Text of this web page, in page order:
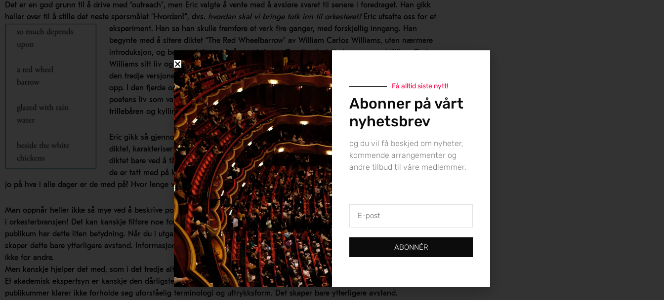
Det er en god grunn til å drive med “outreach”, men Eric valgte å vente med å avsløre svaret til senere i foredraget. Han gikk
heller over til å stille det neste spørsmålet “Hvordan?”, dvs. hvordan skal vi bringe folk inn til orkesteret?Eric utsatte oss for et
eksperiment. Han sa han skulle fremføre et verk fire ganger, med forskjellig inngang. Han
begynte med å sitere diktet “The Red Wheelbarrow” av William Carlos Williams, uten nærmere
introduksjon, og ba oss skrive ned våre reaksjoner. Deretter fortalte han oss om William Carlos
Williams sitt liv og karriere, etterfulgt av diktet. Og ba oss igjen om å notere ned våre tanker. I
den tredje versjonen redegjorde han for en litterær analyse av diktet, før han igjen leste det
opp. I den fjerde og siste versjonen startet han med å fortelle hvilken emosjonelle episode fra
poetens liv som var bakgrunnen for diktet, nemlig en syk liten pike som så ut på den røde
trillebåren og kyllingene, hvoretter han så leste diktet igjen.
Eric gikk så gjennom de fire ulike tilnærmingene. Den første varianten, der han gikk rett på
diktet, karakteriserte han slik: “What the hell was that?”. Det var umulig å skjønne noe av det
diktet bare ved å få det presentert slik. Og sånn er en konsertopplevelse for mange! Tenk deg at
de er tatt med på konsert av en venn, mens de heller ville vært hjemme og sett fotball. De lurer
jo på hva i alle dager er de med på? Hvor lenge varer dette? De er fullstendig fremmedgjort.
Man oppnår heller ikke så mye ved å beskrive poetens liv og karriere før diktet. Og det er denne metoden som er mest brukt
i orkesterbransjen! Det kan kanskje tilføre noe for “the art club”, de som allerede er litt inne i musikken. Men for det nye
publikum har dette liten betydning. Når du i utgangspunktet ikke er fortrolig med diktet – eller i vårt tilfelle musikken –
skaper dette bare ytterligere avstand. Informasjon om komponisten er bare interessant når musikken allerede sier deg noe,
ikke for andre.
Men kanskje hjelper det med, som i det tredje alternativet over, en litterær analyse, eller i vårt tilfelle en musikkfaglig analyse?
Et akademisk ekspertsyn er kanskje den dårligste måten å skape en personlig og relevant tilknytning til kunst. En uerfaren
publikummer klarer ikke forholde seg uforståelig terminologi og uttrykksform. Det skaper bare ytterligere avstand.
Få alltid siste nytt!
Abonner på vårt
nyhetsbrev
og du vil få beskjed om nyheter,
kommende arrangementer og
andre tilbud til våre medlemmer.
ABONNÉR